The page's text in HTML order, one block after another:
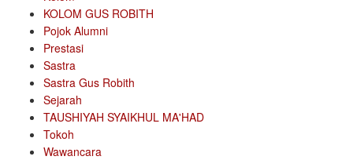
KOLOM GUS ROBITH
Pojok Alumni
Prestasi
Sastra
Sastra Gus Robith
Sejarah
TAUSHIYAH SYAIKHUL MA'HAD
Tokoh
Wawancara